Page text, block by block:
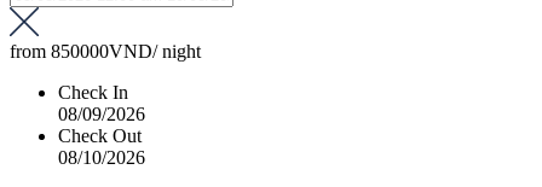
from 850000VND/ night
Check In
08/09/2026
Check Out
08/10/2026